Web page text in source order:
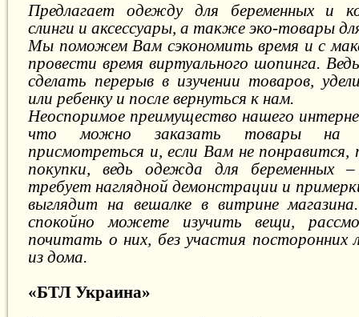
Предлагает одежду для беременных и
слинги и аксессуары, а также эко-товары
Мы поможем Вам сэкономить время и с
провести время виртуального шопинга.
сделать перерыв в изучении товаров,
или ребенку и после вернуться к нам.
Неоспоримое преимущество нашего
что можно заказать товары на
присмотреться и, если Вам не
покупки, ведь одежда для беременных
требует наглядной демонстрации и
выглядит на вешалке в витрине
спокойно можете изучить вещи,
почитать о них, без участия посторонних
из дома.
«БТЛ Украина»